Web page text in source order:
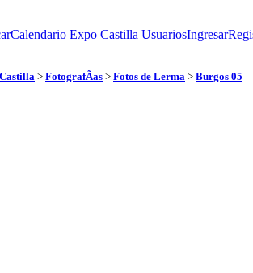
Calendario Expo Castilla UsuariosIngresar
> FotografÃ­as > Fotos de Lerma > Burgos 05